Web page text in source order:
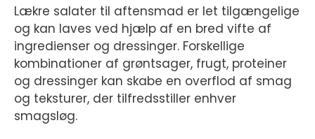
Lækre salater til aftensmad er let tilgængelige
og kan laves ved hjælp af en bred vifte af
ingredienser og dressinger. Forskellige
kombinationer af grøntsager, frugt, proteiner
og dressinger kan skabe en overflod af smag
og teksturer, der tilfredsstiller enhver
smagsløg.